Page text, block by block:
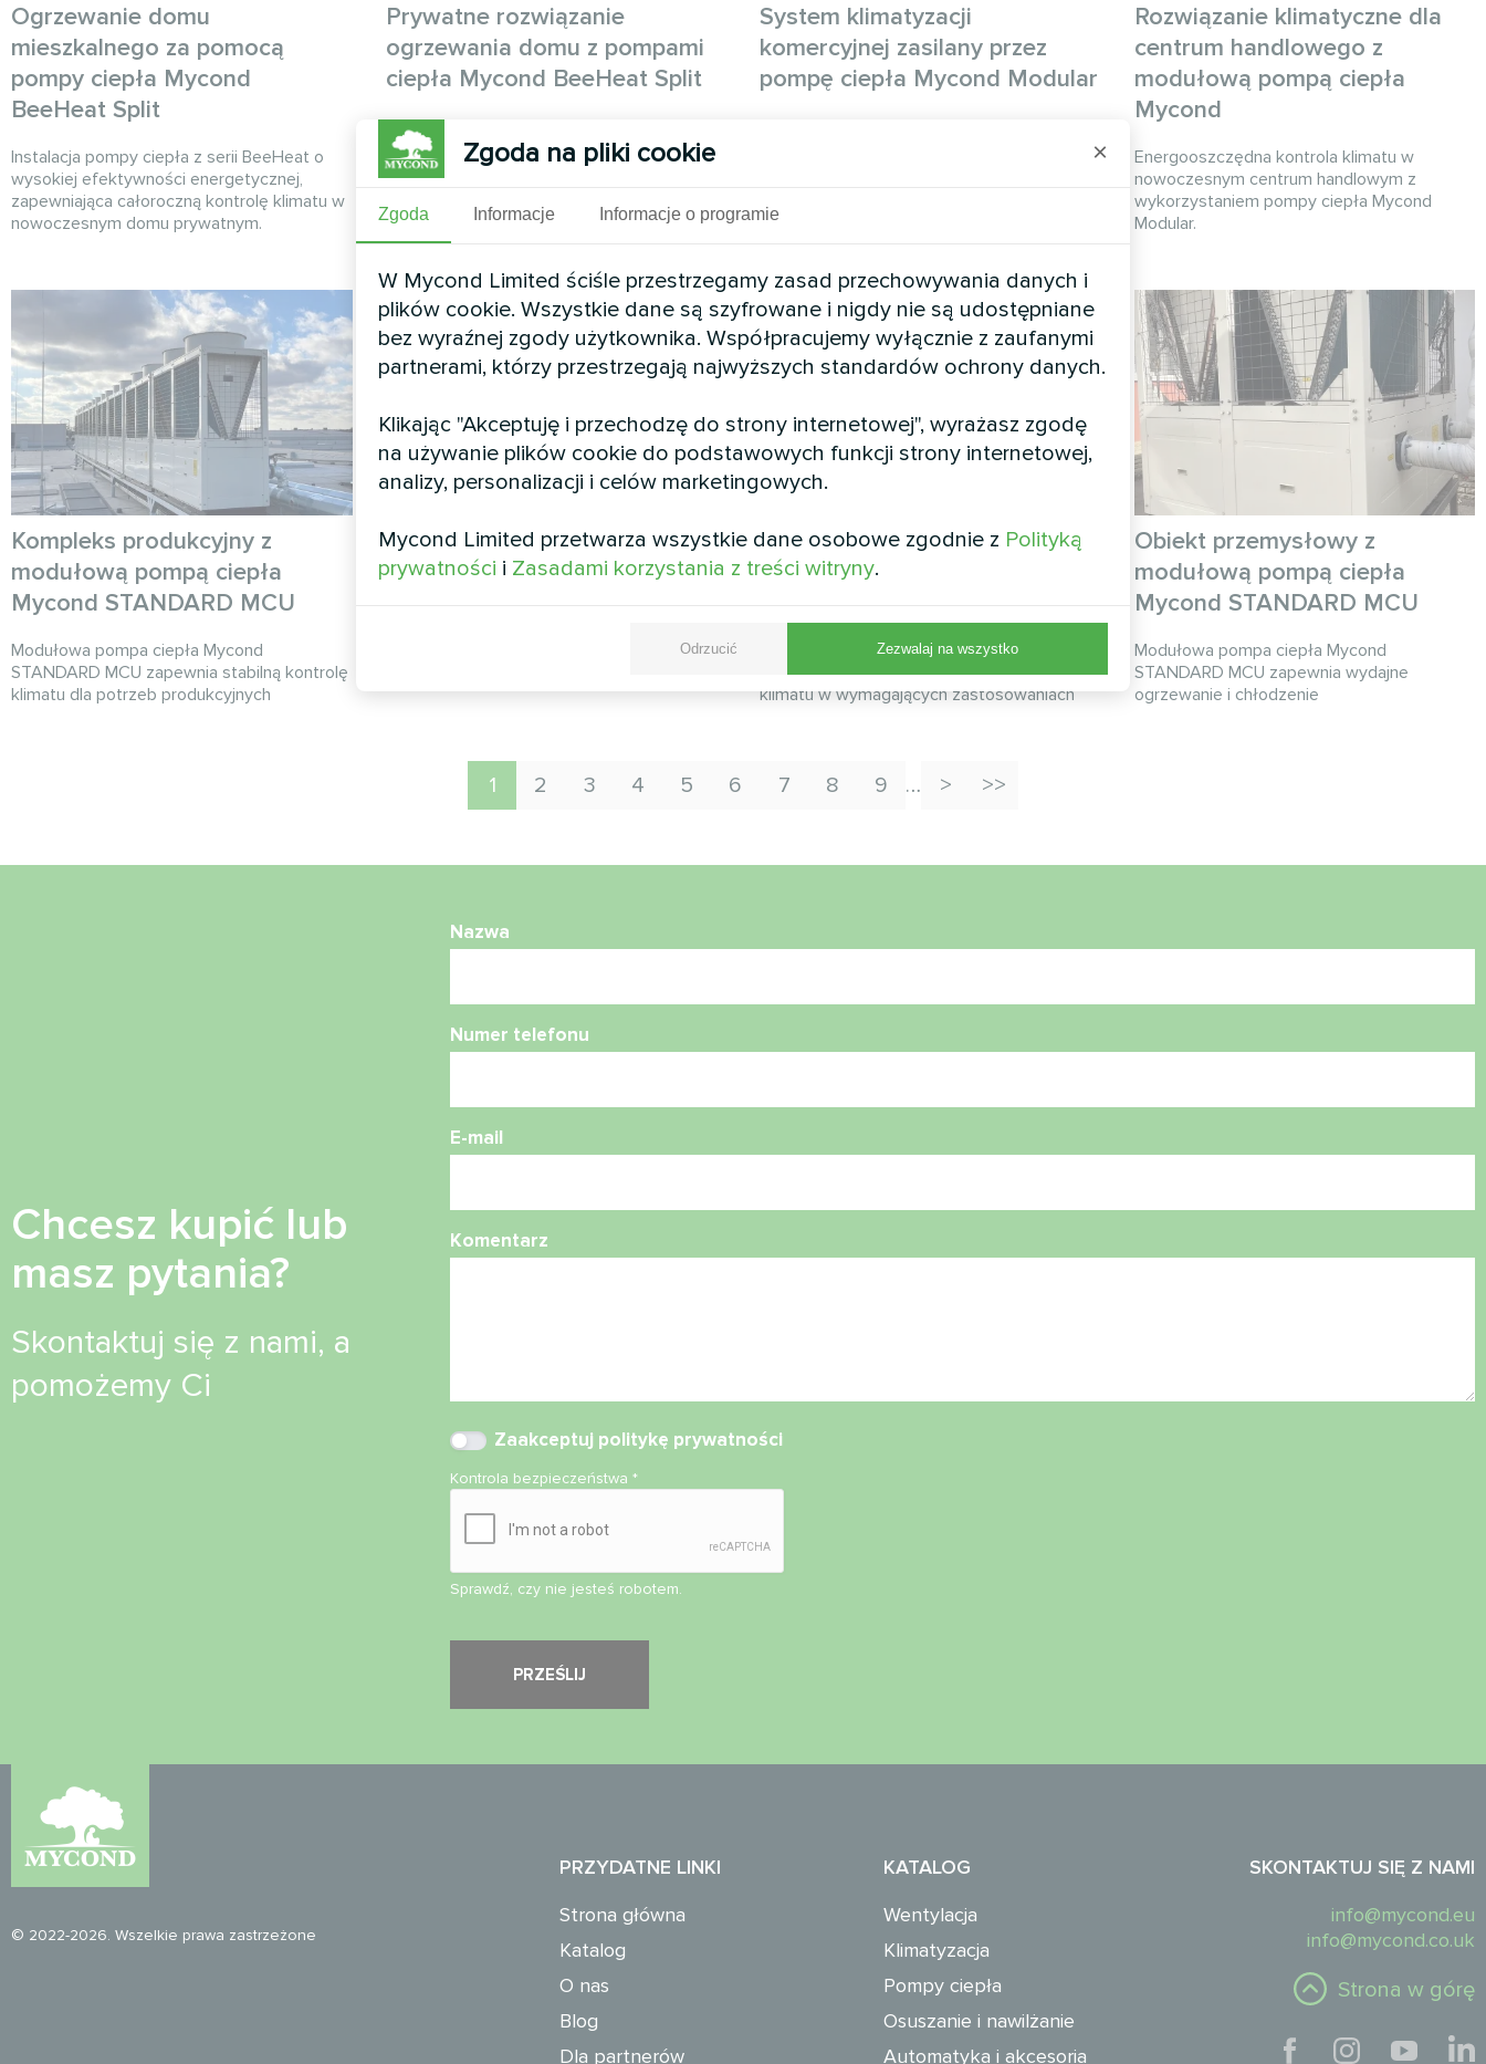
Ogrzewanie domu
mieszkalnego za pomocą
pompy ciepła Mycond
BeeHeat Split
Instalacja pompy ciepła z serii BeeHeat o
wysokiej efektywności energetycznej,
zapewniająca całoroczną kontrolę klimatu w
nowoczesnym domu prywatnym.
Prywatne rozwiązanie
ogrzewania domu z pompami
ciepła Mycond BeeHeat Split
Energooszczędne rozwiązanie pompy ciepła
typu split dla prywatnego domu z
wykorzystaniem serii Mycond BeeHeat.
System klimatyzacji
komercyjnej zasilany przez
pompę ciepła Mycond Modular
Rozwiązanie klimatyczne dla
centrum handlowego z
modułową pompą ciepła
Mycond
Energooszczędna kontrola klimatu w
nowoczesnym centrum handlowym z
wykorzystaniem pompy ciepła Mycond
Modular.
Kompleks produkcyjny z
modułową pompą ciepła
Mycond STANDARD MCU
Modułowa pompa ciepła Mycond
STANDARD MCU zapewnia stabilną kontrolę
klimatu dla potrzeb produkcyjnych
Hala wystawowa z
termostatem Mycond
Zakład produkcyjny z
modułową pompą ciepła
Modułowa pompa ciepła Mycond
STANDARD MCU zapewnia solidną kontrolę
klimatu w wymagających zastosowaniach
Obiekt przemysłowy z
modułową pompą ciepła
Mycond STANDARD MCU
Modułowa pompa ciepła Mycond
STANDARD MCU zapewnia wydajne
ogrzewanie i chłodzenie
1 2 3 4 5 6 7 8 9 …
Chcesz kupić lub
masz pytania?
Skontaktuj się z nami, a
pomożemy Ci
Nazwa
Numer telefonu
E-mail
Komentarz
Zaakceptuj politykę prywatności
Kontrola bezpieczeństwa*
Sprawdź, czy nie jesteś robotem.
© 2022-2026. Wszelkie prawa zastrzeżone
PRZYDATNE LINKI
Strona główna
Katalog
O nas
Blog
Dla partnerów
KATALOG
Wentylacja
Klimatyzacja
Pompy ciepła
Osuszanie i nawilżanie
Automatyka i akcesoria
SKONTAKTUJ SIĘ Z NAMI
info@mycond.eu
info@mycond.co.uk
Strona w górę
Zgoda na pliki cookie ×
Zgoda Informacje Informacje o programie
W Mycond Limited ściśle przestrzegamy zasad przechowywania danych i
plików cookie. Wszystkie dane są szyfrowane i nigdy nie są udostępniane
bez wyraźnej zgody użytkownika. Współpracujemy wyłącznie z zaufanymi
partnerami, którzy przestrzegają najwyższych standardów ochrony danych.
Klikając "Akceptuję i przechodzę do strony internetowej", wyrażasz zgodę
na używanie plików cookie do podstawowych funkcji strony internetowej,
analizy, personalizacji i celów marketingowych.
Mycond Limited przetwarza wszystkie dane osobowe zgodnie z Polityką
prywatności i Zasadami korzystania z treści witryny.
Odrzucić Zezwalaj na wszystko